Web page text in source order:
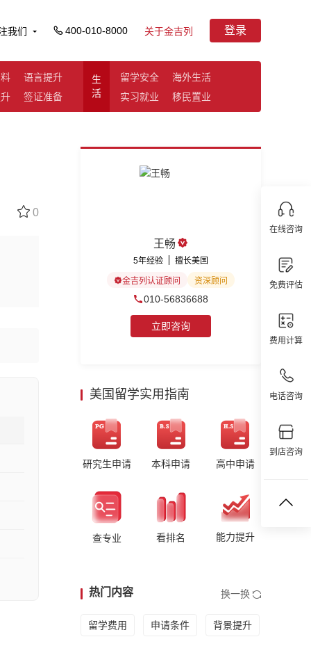
我们 400-010-8000 关于金吉列 登录
语言提升
签证准备
生
活
留学安全
海外生活
实习就业
移民置业
在线咨询
免费评估
费用计算
电话咨询
到店咨询
0
王畅
5年经验 擅长美国
金吉列认证顾问 资深顾问
010-56836688
立即咨询
美国留学实用指南
研究生申请 本科申请 高中申请
查专业 看排名 能力提升
热门内容 换一换
留学费用 申请条件 背景提升